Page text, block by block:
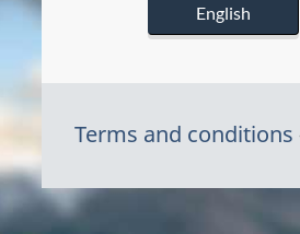
English
Terms and conditions